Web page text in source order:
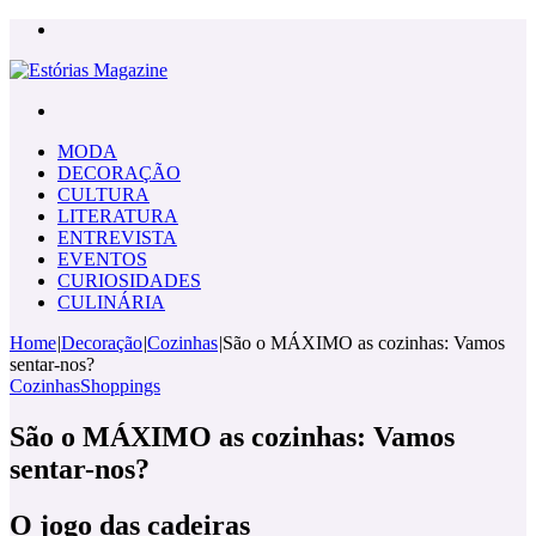
MODA
DECORAÇÃO
CULTURA
LITERATURA
ENTREVISTA
EVENTOS
CURIOSIDADES
CULINÁRIA
Home|Decoração|Cozinhas|São o MÁXIMO as cozinhas: Vamos
sentar-nos?
CozinhasShoppings
São o MÁXIMO as cozinhas: Vamos
sentar-nos?
O jogo das cadeiras